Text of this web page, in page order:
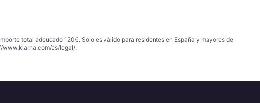
total adeudado 120€. Solo es válido para residentes en España y mayores de
www.klarna.com/es/legal/.